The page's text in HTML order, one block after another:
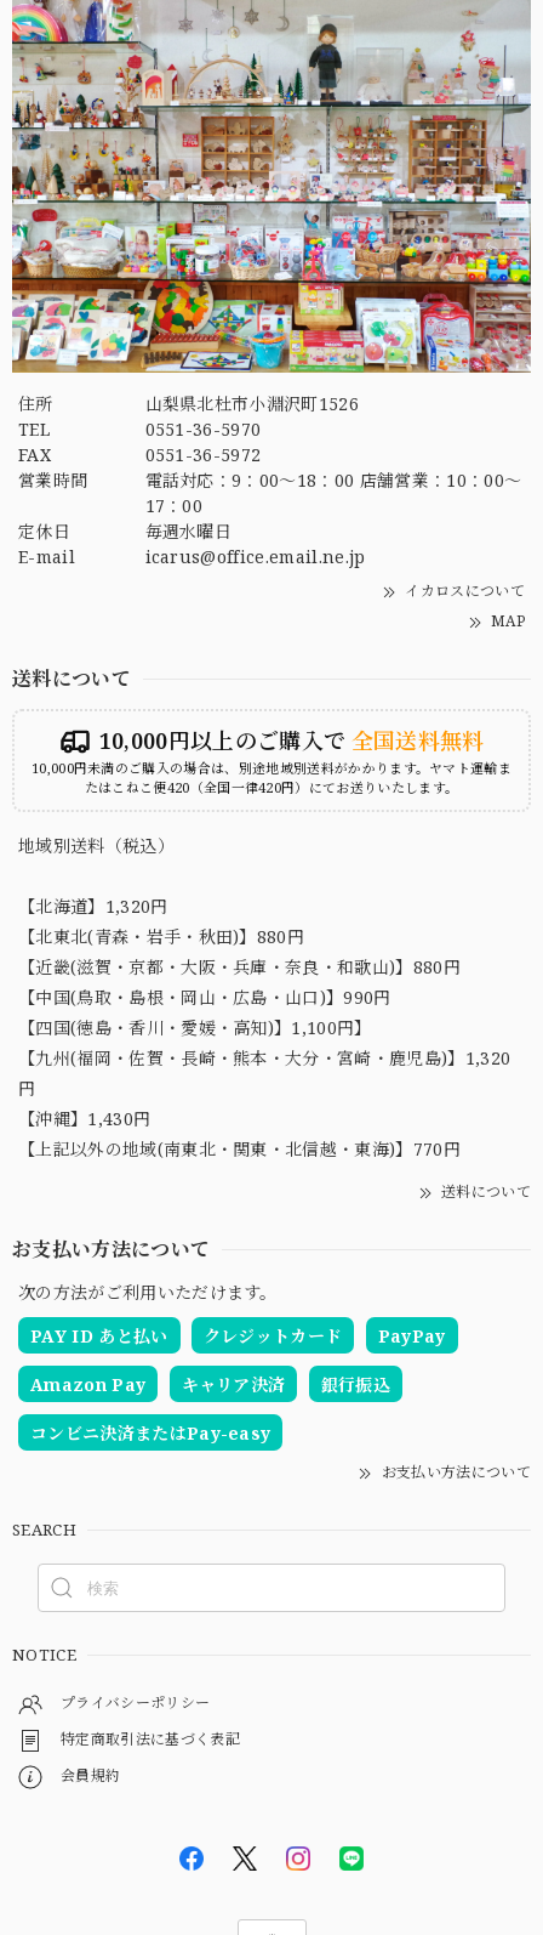
住所
山梨県北杜市小淵沢町1526
TEL
0551-36-5970
FAX
0551-36-5972
営業時間
電話対応：9：00～18：00 店舗営業：10：00～
17：00
定休日
毎週水曜日
E-mail
icarus@office.email.ne.jp
イカロスについて
MAP
送料について
10,000円以上のご購入で 全国送料無料
10,000円未満のご購入の場合は、別途地域別送料がかかります。ヤマト運輸ま
たはこねこ便420（全国一律420円）にてお送りいたします。
地域別送料（税込）
【北海道】1,320円
【北東北(青森・岩手・秋田)】880円
【近畿(滋賀・京都・大阪・兵庫・奈良・和歌山)】880円
【中国(鳥取・島根・岡山・広島・山口)】990円
【四国(徳島・香川・愛媛・高知)】1,100円】
【九州(福岡・佐賀・長崎・熊本・大分・宮崎・鹿児島)】1,320
円
【沖縄】1,430円
【上記以外の地域(南東北・関東・北信越・東海)】770円
送料について
お支払い方法について
次の方法がご利用いただけます。
PAY ID あと払い
クレジットカード PayPay
Amazon Pay キャリア決済 銀行振込
コンビニ決済またはPay-easy
お支払い方法について
SEARCH
NOTICE
プライバシーポリシー
特定商取引法に基づく表記
会員規約